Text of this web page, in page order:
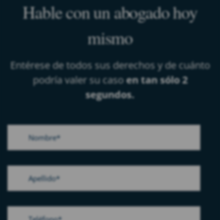
Hable con un abogado hoy
mismo
Entérese de todos sus derechos y de cuánto
podría valer su casoen tan sólo 2
segundos.